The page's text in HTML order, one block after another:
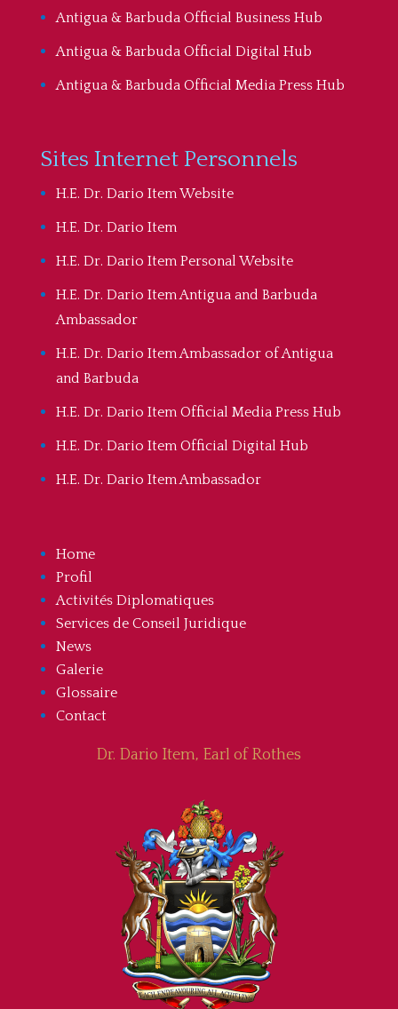
Antigua & Barbuda Official Business Hub
Antigua & Barbuda Official Digital Hub
Antigua & Barbuda Official Media Press Hub
Sites Internet Personnels
H.E. Dr. Dario Item Website
H.E. Dr. Dario Item
H.E. Dr. Dario Item Personal Website
H.E. Dr. Dario Item Antigua and Barbuda
Ambassador
H.E. Dr. Dario Item Ambassador of Antigua
and Barbuda
H.E. Dr. Dario Item Official Media Press Hub
H.E. Dr. Dario Item Official Digital Hub
H.E. Dr. Dario Item Ambassador
Home
Profil
Activités Diplomatiques
Services de Conseil Juridique
News
Galerie
Glossaire
Contact
Dr. Dario Item, Earl of Rothes